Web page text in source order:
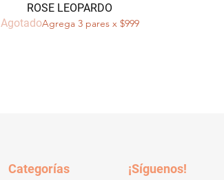
Vista rápida
ROSE LEOPARDO
AgotadoAgrega 3 pares x $999
Categorías ¡Síguenos!